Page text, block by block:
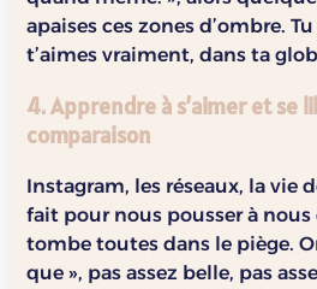
apaises ces zones d’ombre.
t’aimes vraiment, dans ta
4. Apprendre à s’aimer et se
comparaison
Instagram, les réseaux, la vie
fait pour nous pousser à nous
tombe toutes dans le piège.
que », pas assez belle, pas